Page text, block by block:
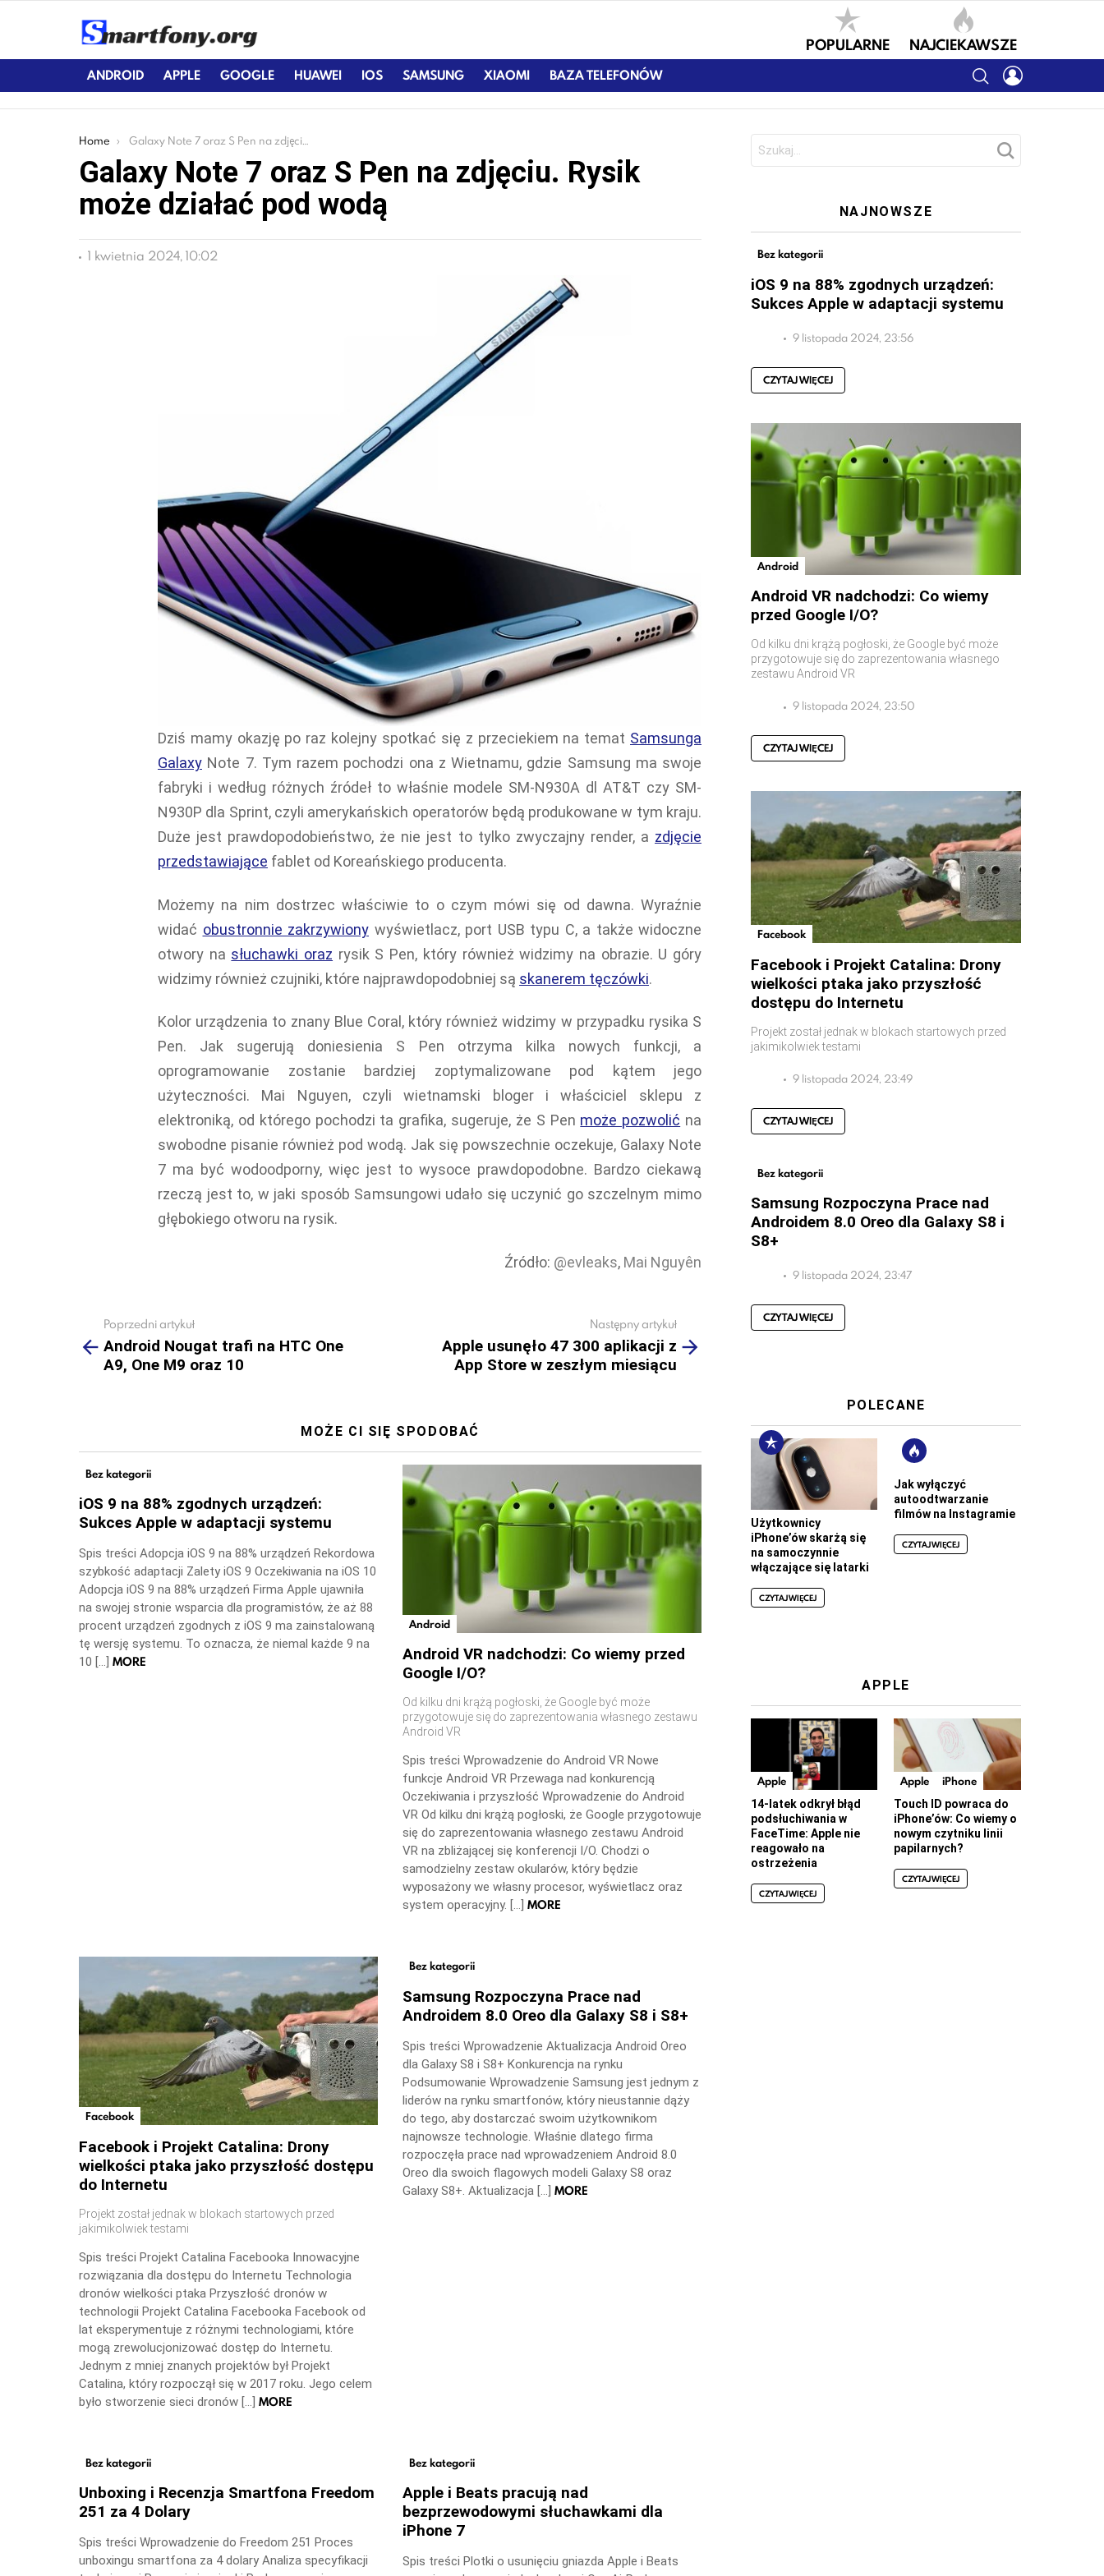
POPULARNE NAJCIEKAWSZE
ANDROID APPLE GOOGLE HUAWEI IOS SAMSUNG XIAOMI BAZA TELEFONÓW SEARCH
You are here:
Home Galaxy Note 7 oraz S Pen na zdjęciu. Rysik może działać pod wodą
Galaxy Note 7 oraz S Pen na zdjęciu. Rysik
może działać pod wodą
1 kwietnia 2024, 10:02
Dziś mamy okazję po raz kolejny spotkać się z przeciekiem na temat Samsunga
Galaxy Note 7. Tym razem pochodzi ona z Wietnamu, gdzie Samsung ma swoje
fabryki i według różnych źródeł to właśnie modele SM-N930A dl AT&T czy SM-
N930P dla Sprint, czyli amerykańskich operatorów będą produkowane w tym kraju.
Duże jest prawdopodobieństwo, że nie jest to tylko zwyczajny render, a zdjęcie
przedstawiające fablet od Koreańskiego producenta.
Możemy na nim dostrzec właściwie to o czym mówi się od dawna. Wyraźnie
widać obustronnie zakrzywiony wyświetlacz, port USB typu C, a także widoczne
otwory na słuchawki oraz rysik S Pen, który również widzimy na obrazie. U góry
widzimy również czujniki, które najprawdopodobniej są skanerem tęczówki.
Kolor urządzenia to znany Blue Coral, który również widzimy w przypadku rysika S
Pen. Jak sugerują doniesienia S Pen otrzyma kilka nowych funkcji, a
oprogramowanie zostanie bardziej zoptymalizowane pod kątem jego
użyteczności. Mai Nguyen, czyli wietnamski bloger i właściciel sklepu z
elektroniką, od którego pochodzi ta grafika, sugeruje, że S Pen może pozwolić na
swobodne pisanie również pod wodą. Jak się powszechnie oczekuje, Galaxy Note
7 ma być wodoodporny, więc jest to wysoce prawdopodobne. Bardzo ciekawą
rzeczą jest to, w jaki sposób Samsungowi udało się uczynić go szczelnym mimo
głębokiego otworu na rysik.
Źródło: @evleaks, Mai Nguyên
more
Poprzedni artykuł
Android Nougat trafi na HTC One
A9, One M9 oraz 10
Następny artykuł
Apple usunęło 47 300 aplikacji z
App Store w zeszłym miesiącu
MOŻE CI SIĘ SPODOBAĆ
Bez kategorii
iOS 9 na 88% zgodnych urządzeń:
Sukces Apple w adaptacji systemu
Spis treści Adopcja iOS 9 na 88% urządzeń Rekordowa
szybkość adaptacji Zalety iOS 9 Oczekiwania na iOS 10
Adopcja iOS 9 na 88% urządzeń Firma Apple ujawniła
na swojej stronie wsparcia dla programistów, że aż 88
procent urządzeń zgodnych z iOS 9 ma zainstalowaną
tę wersję systemu. To oznacza, że niemal każde 9 na
10 […] MORE
Android
Android VR nadchodzi: Co wiemy przed
Google I/O?
Od kilku dni krążą pogłoski, że Google być może
przygotowuje się do zaprezentowania własnego zestawu
Android VR
Spis treści Wprowadzenie do Android VR Nowe
funkcje Android VR Przewaga nad konkurencją
Oczekiwania i przyszłość Wprowadzenie do Android
VR Od kilku dni krążą pogłoski, że Google przygotowuje
się do zaprezentowania własnego zestawu Android
VR na zbliżającej się konferencji I/O. Chodzi o
samodzielny zestaw okularów, który będzie
wyposażony we własny procesor, wyświetlacz oraz
system operacyjny. […] MORE
Facebook
Facebook i Projekt Catalina: Drony
wielkości ptaka jako przyszłość dostępu
do Internetu
Projekt został jednak w blokach startowych przed
jakimikolwiek testami
Spis treści Projekt Catalina Facebooka Innowacyjne
rozwiązania dla dostępu do Internetu Technologia
dronów wielkości ptaka Przyszłość dronów w
technologii Projekt Catalina Facebooka Facebook od
lat eksperymentuje z różnymi technologiami, które
mogą zrewolucjonizować dostęp do Internetu.
Jednym z mniej znanych projektów był Projekt
Catalina, który rozpoczął się w 2017 roku. Jego celem
było stworzenie sieci dronów […] MORE
Bez kategorii
Samsung Rozpoczyna Prace nad
Androidem 8.0 Oreo dla Galaxy S8 i S8+
Spis treści Wprowadzenie Aktualizacja Android Oreo
dla Galaxy S8 i S8+ Konkurencja na rynku
Podsumowanie Wprowadzenie Samsung jest jednym z
liderów na rynku smartfonów, który nieustannie dąży
do tego, aby dostarczać swoim użytkownikom
najnowsze technologie. Właśnie dlatego firma
rozpoczęła prace nad wprowadzeniem Android 8.0
Oreo dla swoich flagowych modeli Galaxy S8 oraz
Galaxy S8+. Aktualizacja […] MORE
Bez kategorii
Unboxing i Recenzja Smartfona Freedom
251 za 4 Dolary
Spis treści Wprowadzenie do Freedom 251 Proces
unboxingu smartfona za 4 dolary Analiza specyfikacji
Bez kategorii
Apple i Beats pracują nad
bezprzewodowymi słuchawkami dla
iPhone 7
Spis treści Plotki o usunięciu gniazda Apple i Beats
NAJNOWSZE
Bez kategorii
iOS 9 na 88% zgodnych urządzeń:
Sukces Apple w adaptacji systemu
9 listopada 2024, 23:56
CZYTAJ WIĘCEJ
Android
Android VR nadchodzi: Co wiemy
przed Google I/O?
Od kilku dni krążą pogłoski, że Google być może
przygotowuje się do zaprezentowania własnego
zestawu Android VR
9 listopada 2024, 23:50
CZYTAJ WIĘCEJ
Facebook
Facebook i Projekt Catalina: Drony
wielkości ptaka jako przyszłość
dostępu do Internetu
Projekt został jednak w blokach startowych przed
jakimikolwiek testami
9 listopada 2024, 23:49
CZYTAJ WIĘCEJ
Bez kategorii
Samsung Rozpoczyna Prace nad
Androidem 8.0 Oreo dla Galaxy S8 i
S8+
9 listopada 2024, 23:47
CZYTAJ WIĘCEJ
POLECANE
Użytkownicy
iPhone’ów skarżą się
na samoczynnie
włączające się latarki
CZYTAJ WIĘCEJ
Jak wyłączyć
autoodtwarzanie
filmów na Instagramie
CZYTAJ WIĘCEJ
APPLE
Apple
14-latek odkrył błąd
podsłuchiwania w
FaceTime: Apple nie
reagowało na
ostrzeżenia
CZYTAJ WIĘCEJ
Apple iPhone
Touch ID powraca do
iPhone’ów: Co wiemy o
nowym czytniku linii
papilarnych?
CZYTAJ WIĘCEJ